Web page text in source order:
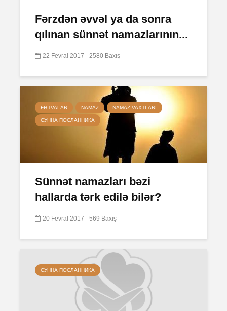
Fərzdən əvvəl ya da sonra
qılınan sünnət namazlarının...
22 Fevral 2017 2580 Baxış
FƏTVALAR NAMAZ NAMAZ VAXTLARI
СУННА ПОСЛАННИКА
Sünnət namazları bəzi
hallarda tərk edilə bilər?
20 Fevral 2017 569 Baxış
СУННА ПОСЛАННИКА